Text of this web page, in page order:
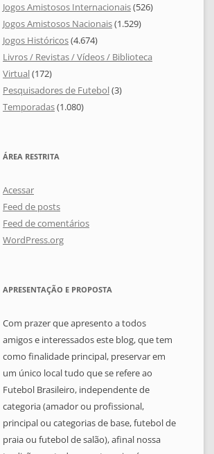
Jogos Amistosos Internacionais(526)
Jogos Amistosos Nacionais(1.529)
Jogos Históricos(4.674)
Livros / Revistas / Vídeos / Biblioteca
Virtual(172)
Pesquisadores de Futebol(3)
Temporadas(1.080)
ÁREA RESTRITA
Acessar
Feed de posts
Feed de comentários
WordPress.org
APRESENTAÇÃO E PROPOSTA
Com prazer que apresento a todos
amigos e interessados este blog, que tem
como finalidade principal, preservar em
um único local tudo que se refere ao
Futebol Brasileiro, independente de
categoria (amador ou profissional,
principal ou categorias de base, futebol de
praia ou futebol de salão), afinal nossa